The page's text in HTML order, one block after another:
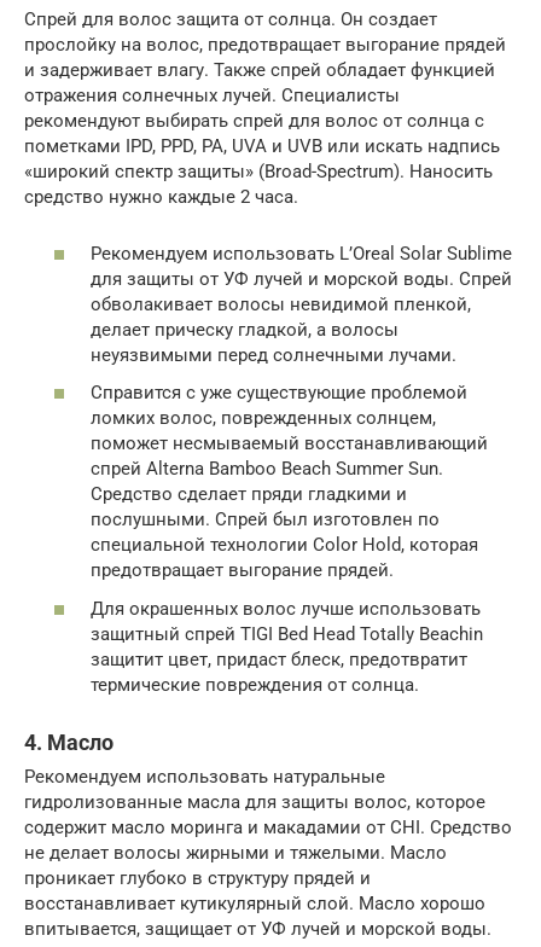
Спрей для волос защита от солнца. Он создает
прослойку на волос, предотвращает выгорание прядей
и задерживает влагу. Также спрей обладает функцией
отражения солнечных лучей. Специалисты
рекомендуют выбирать спрей для волос от солнца с
пометками IPD, PPD, PA, UVA и UVB или искать надпись
«широкий спектр защиты» (Broad-Spectrum). Наносить
средство нужно каждые 2 часа.
Рекомендуем использовать L’Oreal Solar Sublime
для защиты от УФ лучей и морской воды. Спрей
обволакивает волосы невидимой пленкой,
делает прическу гладкой, а волосы
неуязвимыми перед солнечными лучами.
Справится с уже существующие проблемой
ломких волос, поврежденных солнцем,
поможет несмываемый восстанавливающий
спрей Alterna Bamboo Beach Summer Sun.
Средство сделает пряди гладкими и
послушными. Спрей был изготовлен по
специальной технологии Color Hold, которая
предотвращает выгорание прядей.
Для окрашенных волос лучше использовать
защитный спрей TIGI Bed Head Totally Beachin
защитит цвет, придаст блеск, предотвратит
термические повреждения от солнца.
4. Масло
Рекомендуем использовать натуральные
гидролизованные масла для защиты волос, которое
содержит масло моринга и макадамии от СHI. Средство
не делает волосы жирными и тяжелыми. Масло
проникает глубоко в структуру прядей и
восстанавливает кутикулярный слой. Масло хорошо
впитывается, защищает от УФ лучей и морской воды.